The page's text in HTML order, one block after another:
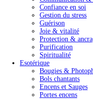
Confiance en soi
Gestion du stress
Guérison
Joie & vitalité
Protection &
Purification
Spiritualité
Esotérique
Bougies &
Bols chantants
Encens et Sauges
Portes encens